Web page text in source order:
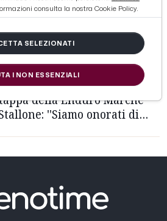
1 ARTICOLO
tutto pronto per la
della Enduro Marche
''Siamo onorati di
consulta la nostra Cookie Policy.
SELEZIONATI
I NON ESSENZIALI